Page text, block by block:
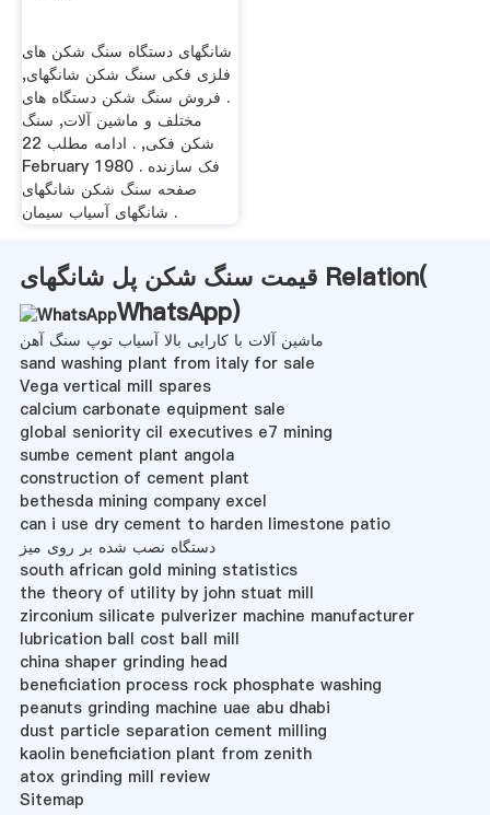
شانگهای دستگاه سنگ شکن های
فلزی فکی سنگ شکن شانگهای,
. فروش سنگ شکن دستگاه های
مختلف و ماشین آلات, سنگ
شکن فکی, . ادامه مطلب 22
February 1980 . فک سازنده
صفحه سنگ شکن شانگهای
شانگهای آسیاب سیمان .
قیمت سنگ شکن پل شانگهای Relation(
WhatsApp)
ماشین آلات با کارایی بالا آسیاب توپ سنگ آهن
sand washing plant from italy for sale
Vega vertical mill spares
calcium carbonate equipment sale
global seniority cil executives e7 mining
sumbe cement plant angola
construction of cement plant
bethesda mining company excel
can i use dry cement to harden limestone patio
دستگاه نصب شده بر روی میز
south african gold mining statistics
the theory of utility by john stuat mill
zirconium silicate pulverizer machine manufacturer
lubrication ball cost ball mill
china shaper grinding head
beneficiation process rock phosphate washing
peanuts grinding machine uae abu dhabi
dust particle separation cement milling
kaolin beneficiation plant from zenith
atox grinding mill review
Sitemap